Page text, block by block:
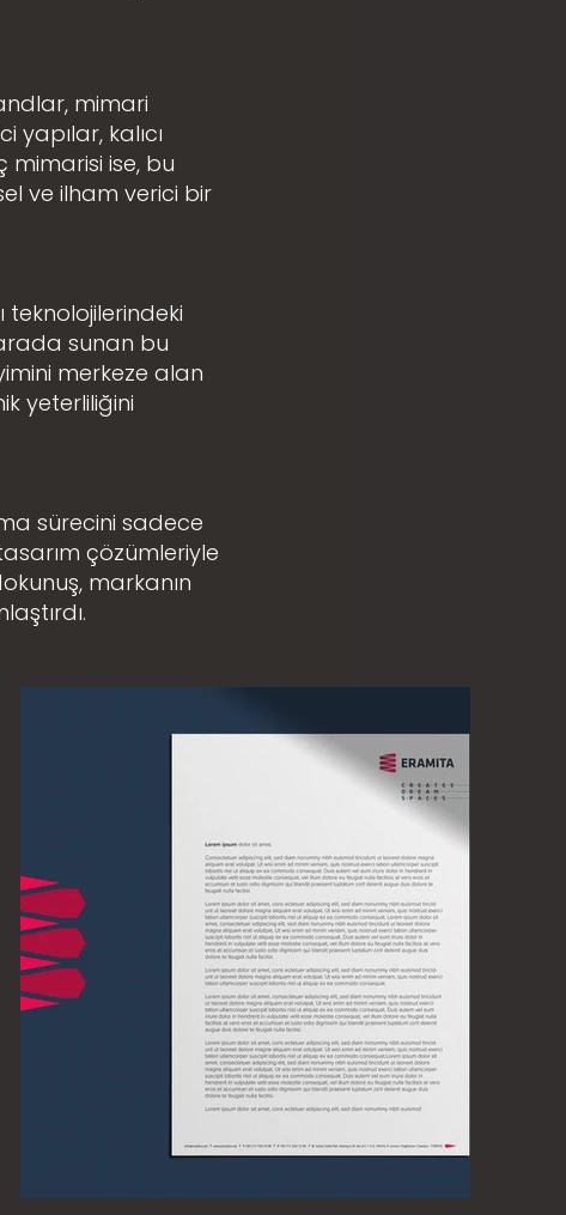
mimari
kalıcı
mimarisi ise, bu
ve ilham verici bir
teknolojilerindeki
sunan bu
merkeze alan
yeterliliğini
sürecini sadece
çözümleriyle
markanın